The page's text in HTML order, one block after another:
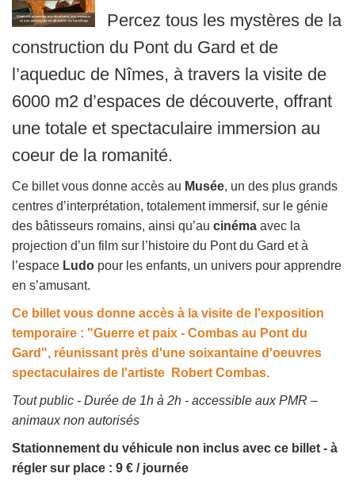
Percez tous les mystères de la
construction du Pont du Gard et de
l’aqueduc de Nîmes, à travers la visite de
6000 m2 d’espaces de découverte, offrant
une totale et spectaculaire immersion au
coeur de la romanité.
Ce billet vous donne accès au Musée, un des plus grands
centres d’interprétation, totalement immersif, sur le génie
des bâtisseurs romains, ainsi qu’au cinéma avec la
projection d’un film sur l’histoire du Pont du Gard et à
l’espace Ludo pour les enfants, un univers pour apprendre
en s’amusant.
Ce billet vous donne accès à la visite de l'exposition
temporaire : "Guerre et paix - Combas au Pont du
Gard", réunissant près d'une soixantaine d'oeuvres
spectaculaires de l'artiste Robert Combas.
Tout public - Durée de 1h à 2h - accessible aux PMR –
animaux non autorisés
Stationnement du véhicule non inclus avec ce billet - à
régler sur place : 9 € / journée